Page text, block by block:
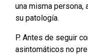
una misma persona,
su patología.
P. Antes de seguir
asintomáticos no